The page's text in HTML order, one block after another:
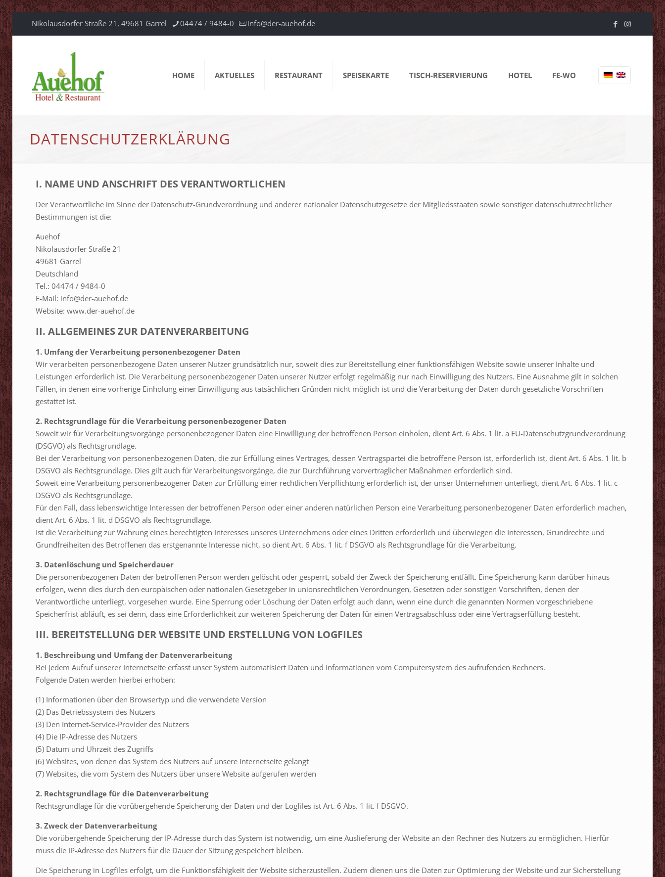
Nikolausdorfer Straße 21, 49681 Garrel 04474 / 9484-0 info@der-auehof.de
HOME AKTUELLES RESTAURANT SPEISEKARTE TISCH-RESERVIERUNG HOTEL FE-WO
DATENSCHUTZERKLÄRUNG
I. NAME UND ANSCHRIFT DES VERANTWORTLICHEN
Der Verantwortliche im Sinne der Datenschutz-Grundverordnung und anderer nationaler Datenschutzgesetze der Mitgliedsstaaten sowie sonstiger datenschutzrechtlicher
Bestimmungen ist die:
Auehof
Nikolausdorfer Straße 21
49681 Garrel
Deutschland
Tel.: 04474 / 9484-0
E-Mail: info@der-auehof.de
Website: www.der-auehof.de
II. ALLGEMEINES ZUR DATENVERARBEITUNG
1. Umfang der Verarbeitung personenbezogener Daten
Wir verarbeiten personenbezogene Daten unserer Nutzer grundsätzlich nur, soweit dies zur Bereitstellung einer funktionsfähigen Website sowie unserer Inhalte und
Leistungen erforderlich ist. Die Verarbeitung personenbezogener Daten unserer Nutzer erfolgt regelmäßig nur nach Einwilligung des Nutzers. Eine Ausnahme gilt in solchen
Fällen, in denen eine vorherige Einholung einer Einwilligung aus tatsächlichen Gründen nicht möglich ist und die Verarbeitung der Daten durch gesetzliche Vorschriften
gestattet ist.
2. Rechtsgrundlage für die Verarbeitung personenbezogener Daten
Soweit wir für Verarbeitungsvorgänge personenbezogener Daten eine Einwilligung der betroffenen Person einholen, dient Art. 6 Abs. 1 lit. a EU-Datenschutzgrundverordnung
(DSGVO) als Rechtsgrundlage.
Bei der Verarbeitung von personenbezogenen Daten, die zur Erfüllung eines Vertrages, dessen Vertragspartei die betroffene Person ist, erforderlich ist, dient Art. 6 Abs. 1 lit. b
DSGVO als Rechtsgrundlage. Dies gilt auch für Verarbeitungsvorgänge, die zur Durchführung vorvertraglicher Maßnahmen erforderlich sind.
Soweit eine Verarbeitung personenbezogener Daten zur Erfüllung einer rechtlichen Verpflichtung erforderlich ist, der unser Unternehmen unterliegt, dient Art. 6 Abs. 1 lit. c
DSGVO als Rechtsgrundlage.
Für den Fall, dass lebenswichtige Interessen der betroffenen Person oder einer anderen natürlichen Person eine Verarbeitung personenbezogener Daten erforderlich machen,
dient Art. 6 Abs. 1 lit. d DSGVO als Rechtsgrundlage.
Ist die Verarbeitung zur Wahrung eines berechtigten Interesses unseres Unternehmens oder eines Dritten erforderlich und überwiegen die Interessen, Grundrechte und
Grundfreiheiten des Betroffenen das erstgenannte Interesse nicht, so dient Art. 6 Abs. 1 lit. f DSGVO als Rechtsgrundlage für die Verarbeitung.
3. Datenlöschung und Speicherdauer
Die personenbezogenen Daten der betroffenen Person werden gelöscht oder gesperrt, sobald der Zweck der Speicherung entfällt. Eine Speicherung kann darüber hinaus
erfolgen, wenn dies durch den europäischen oder nationalen Gesetzgeber in unionsrechtlichen Verordnungen, Gesetzen oder sonstigen Vorschriften, denen der
Verantwortliche unterliegt, vorgesehen wurde. Eine Sperrung oder Löschung der Daten erfolgt auch dann, wenn eine durch die genannten Normen vorgeschriebene
Speicherfrist abläuft, es sei denn, dass eine Erforderlichkeit zur weiteren Speicherung der Daten für einen Vertragsabschluss oder eine Vertragserfüllung besteht.
III. BEREITSTELLUNG DER WEBSITE UND ERSTELLUNG VON LOGFILES
1. Beschreibung und Umfang der Datenverarbeitung
Bei jedem Aufruf unserer Internetseite erfasst unser System automatisiert Daten und Informationen vom Computersystem des aufrufenden Rechners.
Folgende Daten werden hierbei erhoben:
(1) Informationen über den Browsertyp und die verwendete Version
(2) Das Betriebssystem des Nutzers
(3) Den Internet-Service-Provider des Nutzers
(4) Die IP-Adresse des Nutzers
(5) Datum und Uhrzeit des Zugriffs
(6) Websites, von denen das System des Nutzers auf unsere Internetseite gelangt
(7) Websites, die vom System des Nutzers über unsere Website aufgerufen werden
2. Rechtsgrundlage für die Datenverarbeitung
Rechtsgrundlage für die vorübergehende Speicherung der Daten und der Logfiles ist Art. 6 Abs. 1 lit. f DSGVO.
3. Zweck der Datenverarbeitung
Die vorübergehende Speicherung der IP-Adresse durch das System ist notwendig, um eine Auslieferung der Website an den Rechner des Nutzers zu ermöglichen. Hierfür
muss die IP-Adresse des Nutzers für die Dauer der Sitzung gespeichert bleiben.
Die Speicherung in Logfiles erfolgt, um die Funktionsfähigkeit der Website sicherzustellen. Zudem dienen uns die Daten zur Optimierung der Website und zur Sicherstellung